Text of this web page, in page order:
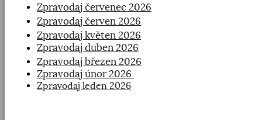
Zpravodaj červenec 2026
Zpravodaj červen 2026
Zpravodaj květen 2026
Zpravodaj duben 2026
Zpravodaj březen 2026
Zpravodaj únor 2026
Zpravodaj leden 2026